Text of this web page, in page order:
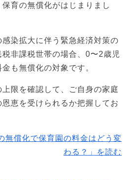
育の無償化がはじまりまし
染拡大に伴う緊急経済対策の
非課税世帯の場合、0〜2歳児
も無償化の対象です。
限を確認して、ご自身の家庭
恵を受けられるか把握してお
無償化で保育園の料金はどう変
わる？」を読む